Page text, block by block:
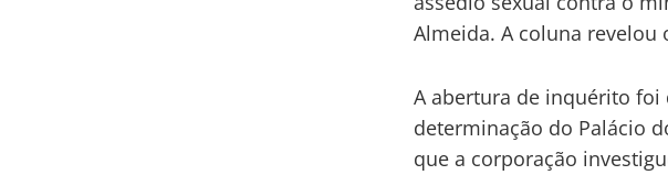
Almeida. A coluna revelou
A abertura de inquérito foi
determinação do Palácio
que a corporação